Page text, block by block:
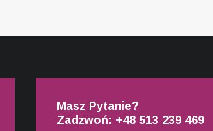
Masz Pytanie?
Zadzwoń: +48 513 239 469